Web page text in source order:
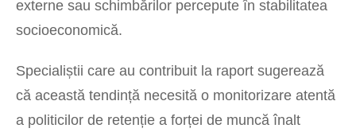
externe sau schimbărilor percepute în stabilitatea
socioeconomică.
Specialiștii care au contribuit la raport sugerează
că această tendință necesită o monitorizare atentă
a politicilor de retenție a forței de muncă înalt